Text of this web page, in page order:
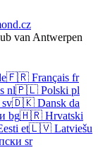
van Antwerpen
🇫🇷 Français fr
nl🇵🇱 Polski pl
sv🇩🇰 Dansk da
bg🇭🇷 Hrvatski
et🇱🇻 Latviešu
sr